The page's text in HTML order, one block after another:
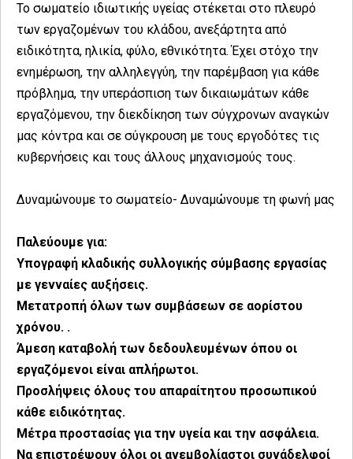
Το σωματείο ιδιωτικής υγείας στέκεται στο πλευρό
των εργαζομένων του κλάδου, ανεξάρτητα από
ειδικότητα, ηλικία, φύλο, εθνικότητα. Έχει στόχο την
ενημέρωση, την αλληλεγγύη, την παρέμβαση για κάθε
πρόβλημα, την υπεράσπιση των δικαιωμάτων κάθε
εργαζόμενου, την διεκδίκηση των σύγχρονων αναγκών
μας κόντρα και σε σύγκρουση με τους εργοδότες τις
κυβερνήσεις και τους άλλους μηχανισμούς τους.
Δυναμώνουμε το σωματείο- Δυναμώνουμε τη φωνή μας
Παλεύουμε για:
Υπογραφή κλαδικής συλλογικής σύμβασης εργασίας
με γενναίες αυξήσεις.
Μετατροπή όλων των συμβάσεων σε αορίστου
χρόνου. .
Άμεση καταβολή των δεδουλευμένων όπου οι
εργαζόμενοι είναι απλήρωτοι.
Προσλήψεις όλους του απαραίτητου προσωπικού
κάθε ειδικότητας.
Μέτρα προστασίας για την υγεία και την ασφάλεια.
Να επιστρέψουν όλοι οι ανεμβολίαστοι συνάδελφοί